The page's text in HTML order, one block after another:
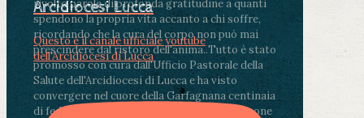
rivolto parole di profonda gratitudine a quanti
spendono la propria vita accanto a chi soffre,
ricordando che la cura del corpo non può mai
prescindere dal ristoro dell'anima..Tutto è stato
promosso con cura dall'Ufficio Pastorale della
Salute dell'Arcidiocesi di Lucca e ha visto
convergere nel cuore della Garfagnana centinaia
di fedeli, operatori sanitari, volontari e persone
Arcidiocesi Lucca
Questo è il canale ufficiale youtube
dell'Arcidiocesi di Lucca